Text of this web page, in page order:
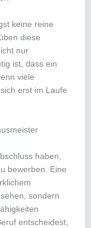
keine reine
diese
nur
ist, dass ein
viele
erst im Laufe
haben,
bewerben. Eine
sondern
entscheidest,